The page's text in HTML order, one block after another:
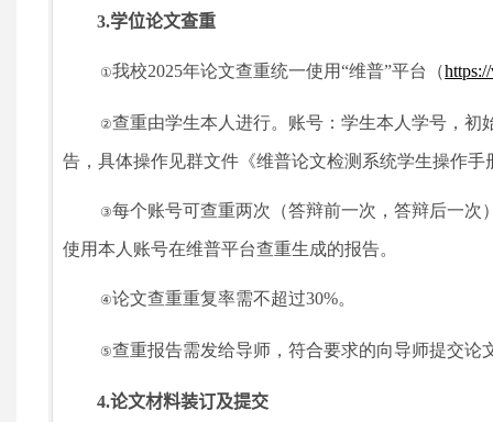
3.学位论文查重
①我校2025年论文查重统一使用“维普”平台（
②查重由学生本人进行。账号：学生本人学号，初
告，具体操作见群文件《维普论文检测系统学生操作手
③每个账号可查重两次（答辩前一次，答辩后一
使用本人账号在维普平台查重生成的报告。
④论文查重重复率需不超过30%。
⑤查重报告需发给导师，符合要求的向导师提交
4.论文材料装订及提交